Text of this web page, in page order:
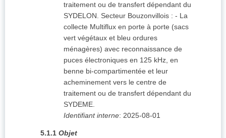
traitement ou de transfert dépendant du
SYDELON. Secteur Bouzonvillois : - La
collecte Multiflux en porte à porte (sacs
vert végétaux et bleu ordures
ménagères) avec reconnaissance de
puces électroniques en 125 kHz, en
benne bi-compartimentée et leur
acheminement vers le centre de
traitement ou de transfert dépendant du
SYDEME.
Identifiant interne: 2025-08-01
5.1.1 Objet